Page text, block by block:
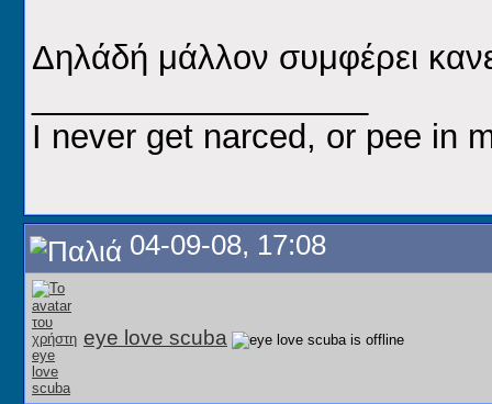
Δηλάδή μάλλον συμφέρει
I never get narced, or pee in
04-09-08, 17:08
eye love scuba